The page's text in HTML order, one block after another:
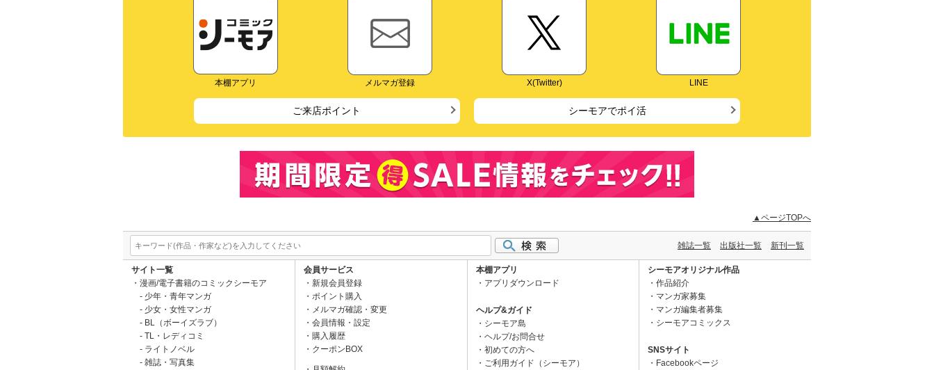
本棚アプリ メルマガ登録 X(Twitter) LINE
ご来店ポイント シーモアでポイ活
▲ページTOPへ
雑誌一覧 出版社一覧 新刊一覧
サイト一覧
漫画/電子書籍のコミックシーモア
少年・青年マンガ
少女・女性マンガ
BL（ボーイズラブ）
TL・レディコミ
ライトノベル
雑誌・写真集
会員サービス
新規会員登録
ポイント購入
メルマガ確認・変更
会員情報・設定
購入履歴
クーポンBOX
本棚アプリ
アプリダウンロード
ヘルプ&ガイド
シーモア島
ヘルプ/お問合せ
初めての方へ
ご利用ガイド（シーモア）
シーモアオリジナル作品
作品紹介
マンガ家募集
マンガ編集者募集
シーモアコミックス
SNSサイト
Facebookページ